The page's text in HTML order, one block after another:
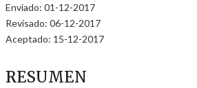
Enviado: 01-12-2017
Revisado: 06-12-2017
Aceptado: 15-12-2017
RESUMEN